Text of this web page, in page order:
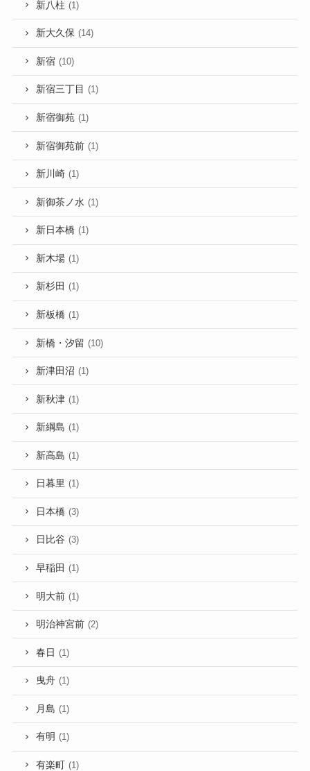
新八柱 (1)
新大久保 (14)
新宿 (10)
新宿三丁目 (1)
新宿御苑 (1)
新宿御苑前 (1)
新川崎 (1)
新御茶ノ水 (1)
新日本橋 (1)
新木場 (1)
新杉田 (1)
新板橋 (1)
新橋・汐留 (10)
新津田沼 (1)
新秋津 (1)
新綱島 (1)
新高島 (1)
日暮里 (1)
日本橋 (3)
日比谷 (3)
早稲田 (1)
明大前 (1)
明治神宮前 (2)
春日 (1)
曳舟 (1)
月島 (1)
有明 (1)
有楽町 (1)